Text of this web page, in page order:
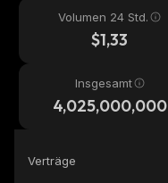
Volumen 24 Std.
$1,33
Insgesamt
4,025,000,000
Verträge